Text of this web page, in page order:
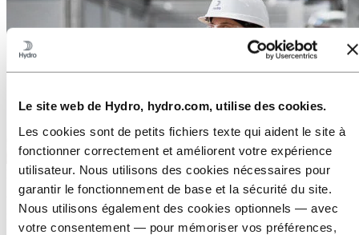
Le site web de Hydro, hydro.com, utilise des cookies.
Les cookies sont de petits fichiers texte qui aident le site à
fonctionner correctement et améliorent votre expérience
utilisateur. Nous utilisons des cookies nécessaires pour
garantir le fonctionnement de base et la sécurité du site.
Nous utilisons également des cookies optionnels — avec
votre consentement — pour mémoriser vos préférences,
Médias
Working on a story about aluminium? Press releases, photos, stories,
facts and figures – you will find everything you need here.